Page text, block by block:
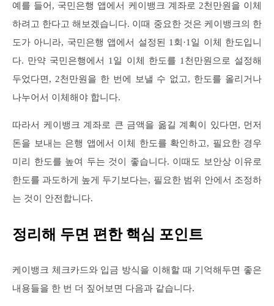
예를 들어, 국민은행 앱에서 케이뱅크 계좌로 2천만원을 이체
하려고 한다고 해보겠습니다. 이때 중요한 것은 케이뱅크의 한
도가 아니라, 국민은행 앱에서 설정된 1회·1일 이체 한도입니
다. 만약 국민은행에서 1일 이체 한도를 1천만원으로 설정해
두었다면, 2천만원을 한 번에 보낼 수 없고, 한도를 올리거나
나누어서 이체해야 합니다.
따라서 케이뱅크 계좌로 큰 금액을 옮길 계획이 있다면, 먼저
돈을 보내는 은행 앱에서 이체 한도를 확인하고, 필요한 경우
미리 한도를 높여 두는 것이 좋습니다. 이때도 보안상 이유로
한도를 과도하게 높게 두기보다는, 필요한 범위 안에서 조정하
는 것이 안전합니다.
정리해 두면 편한 핵심 포인트
케이뱅크 체크카드와 입금 방식을 이해할 때 기억해두면 좋은
내용들을 한 번 더 짚어보면 다음과 같습니다.